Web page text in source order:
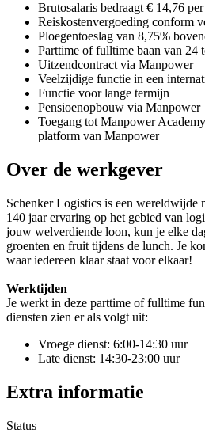
Brutosalaris bedraagt € 14,76
Reiskostenvergoeding conform
Ploegentoeslag van 8,75%
Parttime of fulltime baan van 24
Uitzendcontract via Manpower
Veelzijdige functie in een
Functie voor lange termijn
Pensioenopbouw via Manpower
Toegang tot Manpower
platform van Manpower
Over de werkgever
Schenker Logistics is een wereldwijde
140 jaar ervaring op het gebied van
jouw welverdiende loon, kun je elke
groenten en fruit tijdens de lunch. Je
waar iedereen klaar staat voor elkaar!
Werktijden
Je werkt in deze parttime of fulltime
diensten zien er als volgt uit:
Vroege dienst: 6:00-14:30 uur
Late dienst: 14:30-23:00 uur
Extra informatie
Status